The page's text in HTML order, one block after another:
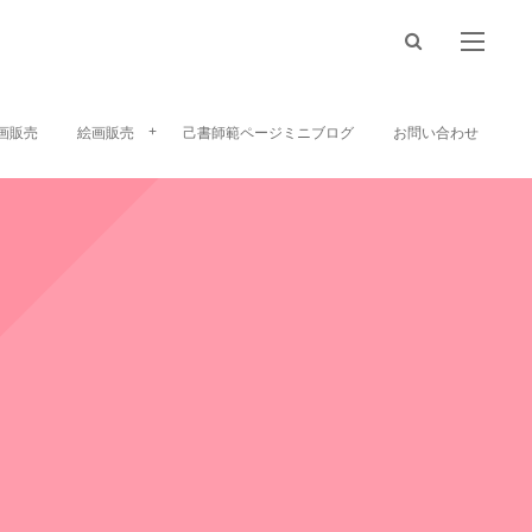
販売 絵画販売 己書師範ページミニブログ お問い合わせ